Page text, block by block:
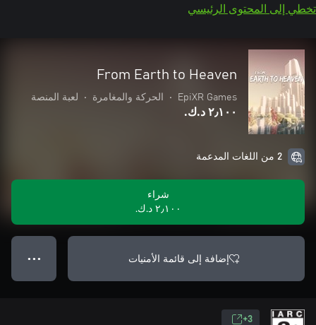
تخطي إلى المحتوى الرئيسي
From Earth to Heaven
EpiXR Games
• الحركة والمغامرة • لعبة المنصة
٢٫١٠٠ د.ك.‏
2 من اللغات المدعمة
شراء
٢٫١٠٠ د.ك.‏
إضافة إلى قائمة الأمنيات ● ● ●
3+